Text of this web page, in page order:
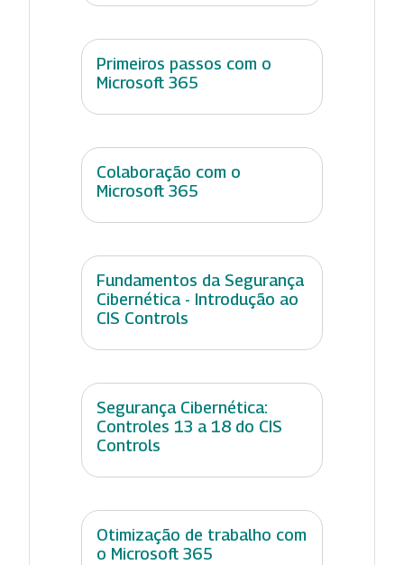
Primeiros passos com o
Microsoft 365
Colaboração com o
Microsoft 365
Fundamentos da Segurança
Cibernética - Introdução ao
CIS Controls
Segurança Cibernética:
Controles 13 a 18 do CIS
Controls
Otimização de trabalho com
o Microsoft 365